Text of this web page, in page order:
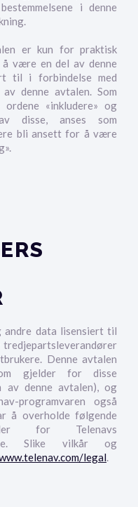
i denne
er kun for praktisk
være en del av denne
til i forbindelse med
denne avtalen. Som
«inkludere» og
disse, anses som
bli ansett for å være
andre data lisensiert til
Denne avtalen
gjelder for disse
av denne avtalen), og
programvaren også
å overholde følgende
for Telenavs
Slike vilkår og
legal.